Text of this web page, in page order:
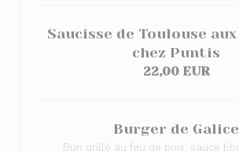
Saucisse de Toulouse
chez Puntis
22,00 EUR
Burger de Galice
Bun grillé au feu de bois, sauce